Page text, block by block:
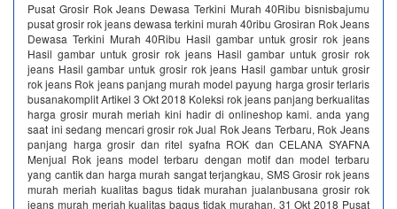
Pusat Grosir Rok Jeans Dewasa Terkini Murah 40Ribu bisnisbajumu
pusat grosir rok jeans dewasa terkini murah 40ribu Grosiran Rok Jeans
Dewasa Terkini Murah 40Ribu Hasil gambar untuk grosir rok jeans
Hasil gambar untuk grosir rok jeans Hasil gambar untuk grosir rok
jeans Hasil gambar untuk grosir rok jeans Hasil gambar untuk grosir
rok jeans Rok jeans panjang murah model payung harga grosir terlaris
busanakomplit Artikel 3 Okt 2018 Koleksi rok jeans panjang berkualitas
harga grosir murah meriah kini hadir di onlineshop kami. anda yang
saat ini sedang mencari grosir rok Jual Rok Jeans Terbaru, Rok Jeans
panjang harga grosir dan ritel syafna ROK dan CELANA SYAFNA
Menjual Rok jeans model terbaru dengan motif dan model terbaru
yang cantik dan harga murah sangat terjangkau, SMS Grosir rok jeans
murah meriah kualitas bagus tidak murahan jualanbusana grosir rok
jeans murah meriah kualitas bagus tidak murahan. 31 Okt 2018 Pusat